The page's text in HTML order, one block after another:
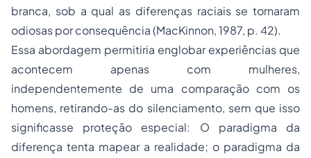
branca, sob a qual as diferenças raciais se tornaram
odiosas por consequência (MacKinnon, 1987, p. 42).
Essa abordagem permitiria englobar experiências que
acontecem apenas com mulheres,
independentemente de uma comparação com os
homens, retirando-as do silenciamento, sem que isso
significasse proteção especial: O paradigma da
diferença tenta mapear a realidade; o paradigma da